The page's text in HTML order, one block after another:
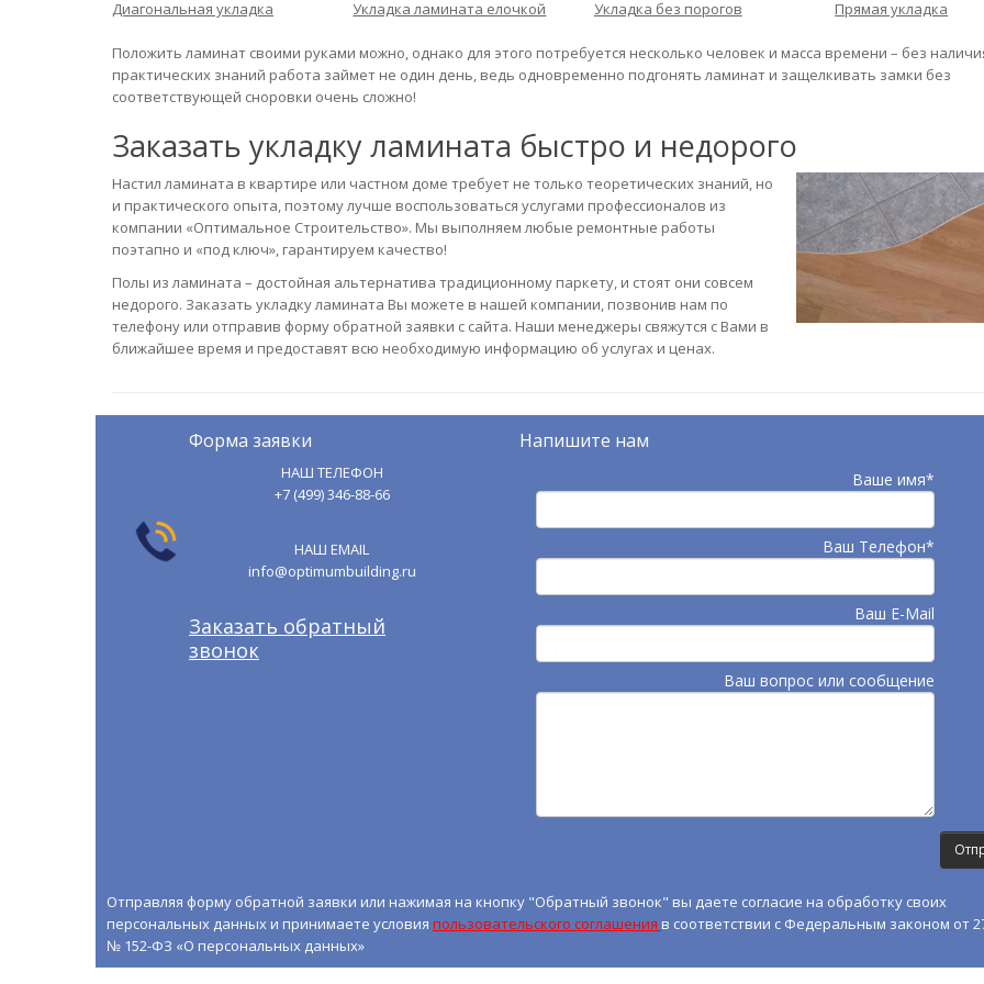
Диагональная укладка Укладка ламината елочкой Укладка без порогов Прямая укладка
Положить ламинат своими руками можно, однако для этого потребуется несколько человек и масса времени – без
практических знаний работа займет не один день, ведь одновременно подгонять ламинат и защелкивать замки без
соответствующей сноровки очень сложно!
Заказать укладку ламината быстро и недорого
Настил ламината в квартире или частном доме требует не только теоретических знаний, но
и практического опыта, поэтому лучше воспользоваться услугами профессионалов из
компании «Оптимальное Строительство». Мы выполняем любые ремонтные работы
поэтапно и «под ключ», гарантируем качество!
Полы из ламината – достойная альтернатива традиционному паркету, и стоят они совсем
недорого. Заказать укладку ламината Вы можете в нашей компании, позвонив нам по
телефону или отправив форму обратной заявки с сайта. Наши менеджеры свяжутся с Вами в
ближайшее время и предоставят всю необходимую информацию об услугах и ценах.
Форма заявки
НАШ ТЕЛЕФОН
+7 (499) 346-88-66
НАШ EMAIL
info@optimumbuilding.ru
Заказать обратный
звонок
Напишите нам
Ваше имя*
Ваш Телефон*
Ваш E-Mail
Ваш вопрос или сообщение
Отправляя форму обратной заявки или нажимая на кнопку "Обратный звонок" вы даете согласие на обработку своих
персональных данных и принимаете условия пользовательского соглашения в соответствии с Федеральным законом от
№ 152-ФЗ «О персональных данных»